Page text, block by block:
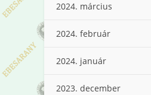
2024. március
2024. február
2024. január
2023. december